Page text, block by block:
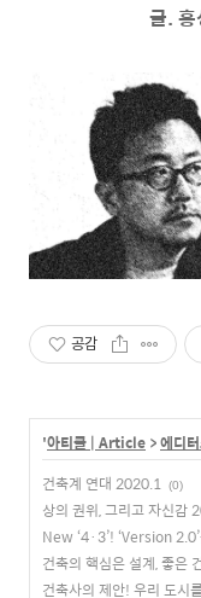
글.
공감
'아티클 | Article >에디
건축계 연대 2020.1 (0)
상의 권위, 그리고 자신감
New ‘4·3’! ‘Version
건축의 핵심은 설계, 좋은
건축사의 제안! 우리 도시